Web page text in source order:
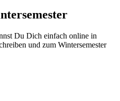
Du Dich einfach online in
und zum Wintersemester